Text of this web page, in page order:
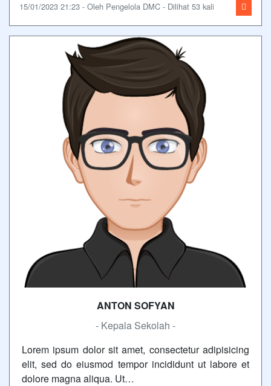
15/01/2023 21:23 - Oleh Pengelola DMC - Dilihat 53 kali
ANTON SOFYAN
- Kepala Sekolah -
Lorem ipsum dolor sit amet, consectetur adipisicing
elit, sed do eiusmod tempor incididunt ut labore et
dolore magna aliqua. Ut…